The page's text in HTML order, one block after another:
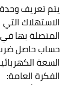
يتم تعريف
الاستهلاك
المتصلة بها
حساب حاصل ضرب
السعة
الفكرة العامة: